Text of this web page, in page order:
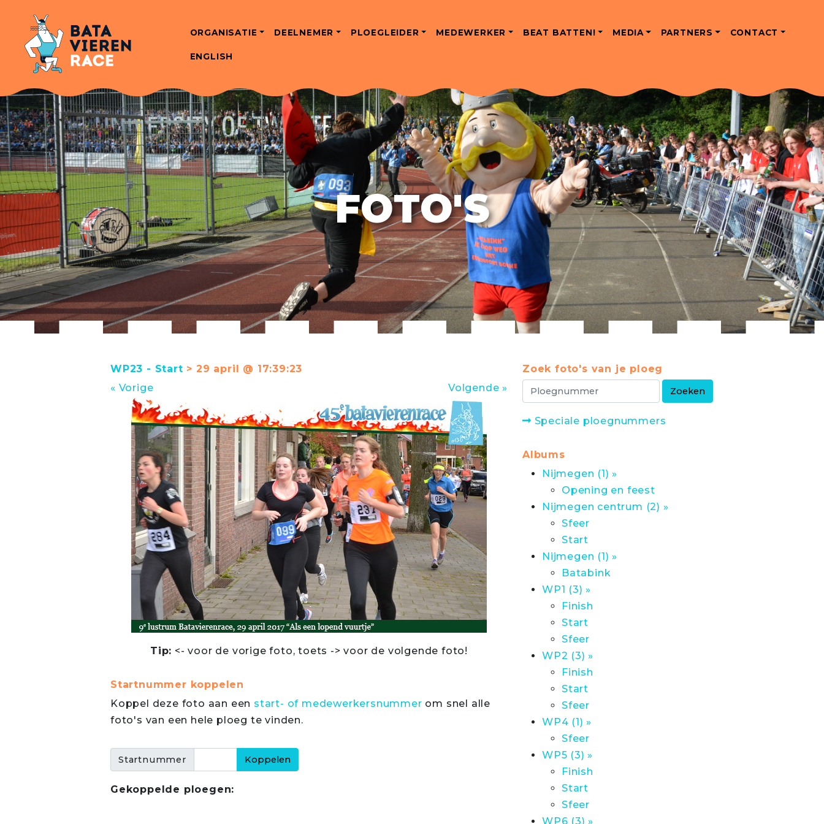
ORGANISATIE DEELNEMER PLOEGLEIDER MEDEWERKER BEAT BATTEN! MEDIA PARTNERS CONTACT
ENGLISH
FOTO'S
WP23 - Start > 29 april @ 17:39:23
« Vorige
Volgende »
Tip: <- voor de vorige foto, toets -> voor de volgende foto!
Startnummer koppelen
Koppel deze foto aan een start- of medewerkersnummer om snel alle
foto's van een hele ploeg te vinden.
Startnummer
Gekoppelde ploegen:
Zoek foto's van je ploeg
Speciale ploegnummers
Albums
Nijmegen (1) »
Opening en feest
Nijmegen centrum (2) »
Sfeer
Start
Nijmegen (1) »
Batabink
WP1 (3) »
Finish
Start
Sfeer
WP2 (3) »
Finish
Start
Sfeer
WP4 (1) »
Sfeer
WP5 (3) »
Finish
Start
Sfeer
WP6 (3) »